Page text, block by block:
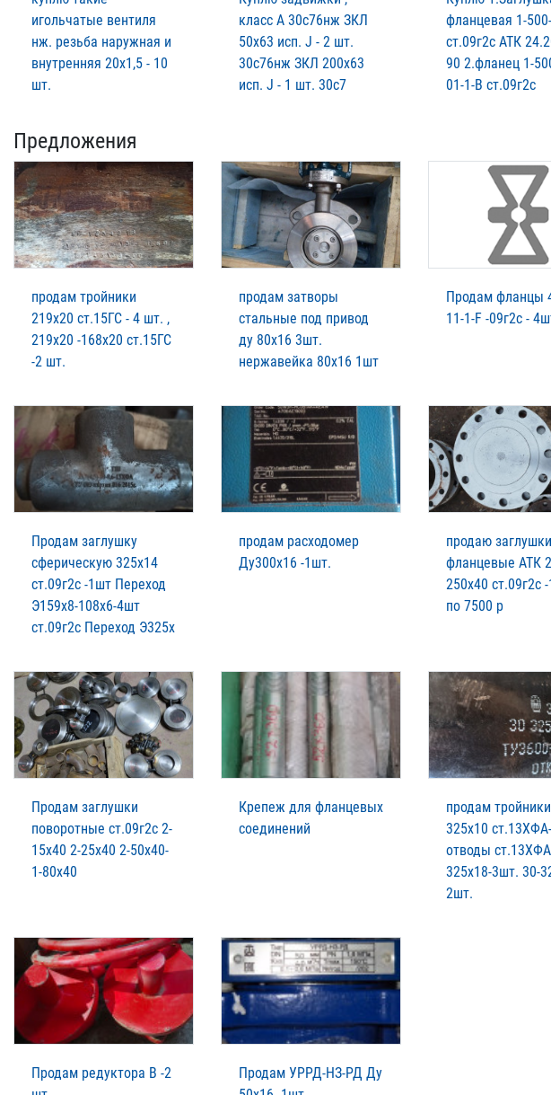
игольчатые вентиля
нж. резьба наружная и
внутренняя 20х1,5 - 10
шт.
класс А 30с76нж ЗКЛ
50х63 исп. J - 2 шт.
30с76нж ЗКЛ 200х63
исп. J - 1 шт. 30с7
фланцевая 1-
ст.09г2с АТК
90 2.фланец 1-
01-1-В ст.09г2с
Предложения
продам тройники
219х20 ст.15ГС - 4 шт. ,
219х20 -168х20 ст.15ГС
-2 шт.
продам затворы
стальные под привод
ду 80х16 3шт.
нержавейка 80х16 1шт
Продам фланцы
11-1-F -09г2c -
Продам заглушку
сферическую 325х14
ст.09г2с -1шт Переход
Э159х8-108х6-4шт
ст.09г2с Переход Э325х
продам расходомер
Ду300х16 -1шт.
продаю заглушки
фланцевые АТК
250х40 ст.09г2с
по 7500 р
Продам заглушки
поворотные ст.09г2с 2-
15х40 2-25х40 2-50х40-
1-80х40
Крепеж для фланцевых
соединений
продам
325х10
отводы
325х18-3шт. 30-
2шт.
Продам редуктора В -2
Продам УРРД-НЗ-РД Ду